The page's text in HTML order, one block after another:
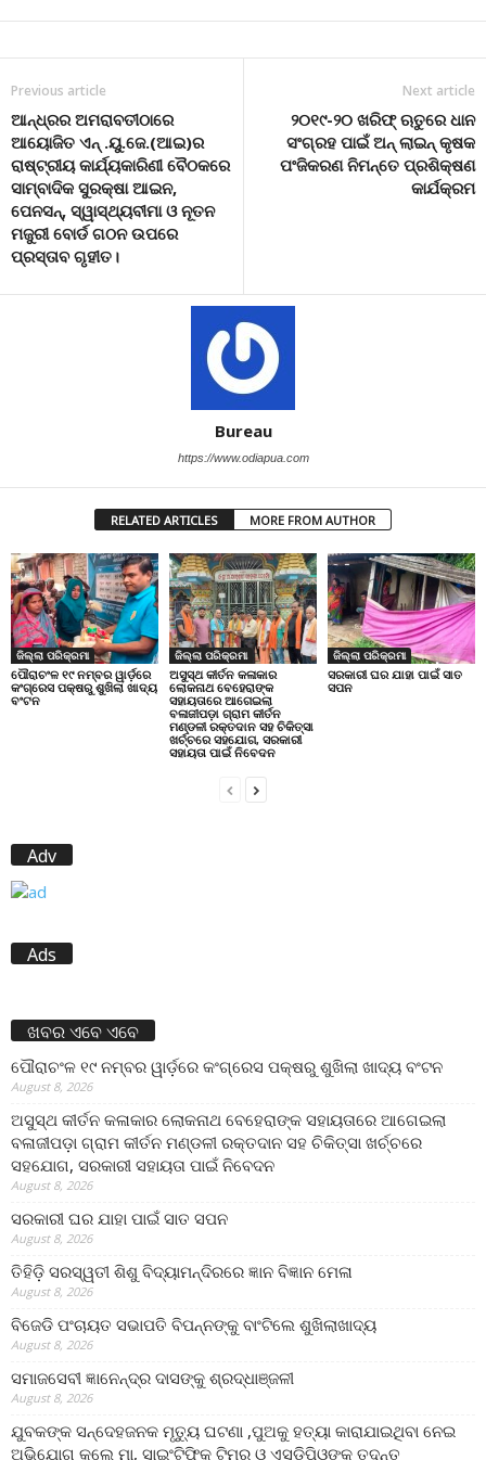
Previous article
ଆନ୍ଧ୍ରର ଅମରାବତୀଠାରେ
ଆୟୋଜିତ ଏନ୍ .ୟୁ.ଜେ.(ଆଇ)ର
ରାଷ୍ଟ୍ରୀୟ କାର୍ଯ୍ୟକାରିଣୀ ବୈଠକରେ
ସାମ୍ବାଦିକ ସୁରକ୍ଷା ଆଇନ,
ପେନସନ୍, ସ୍ୱାସ୍ଥ୍ୟବୀମା ଓ ନୂତନ
ମଜୁରୀ ବୋର୍ଡ ଗଠନ ଉପରେ
ପ୍ରସ୍ତାବ ଗୃହୀତ।
Next article
୨୦୧୯-୨୦ ଖରିଫ୍ ଋତୁରେ ଧାନ
ସଂଗ୍ରହ ପାଇଁ ଅନ୍ ଲାଇନ୍ କୃଷକ
ପଂଜିକରଣ ନିମନ୍ତେ ପ୍ରଶିକ୍ଷଣ
କାର୍ଯକ୍ରମ
Bureau
https://www.odiapua.com
RELATED ARTICLES MORE FROM AUTHOR
ଜିଲ୍ଲା ପରିକ୍ରମା
ପୌରାଚଂଳ ୧୯ ନମ୍ବର ୱାର୍ଡ଼ରେ
କଂଗ୍ରେସ ପକ୍ଷରୁ ଶୁଖିଲା ଖାଦ୍ୟ
ବଂଟନ
ଜିଲ୍ଲା ପରିକ୍ରମା
ଅସୁସ୍ଥ କୀର୍ତନ କଳାକାର
ଲୋକନାଥ ବେହେରାଙ୍କ
ସହାୟତାରେ ଆଗେଇଲା
ବଳାଜୀପଡ଼ା ଗ୍ରାମ କୀର୍ତନ
ମଣ୍ଡଳୀ ରକ୍ତଦାନ ସହ ଚିକିତ୍ସା
ଖର୍ଚ୍ଚରେ ସହଯୋଗ, ସରକାରୀ
ସହାୟତା ପାଇଁ ନିବେଦନ
ଜିଲ୍ଲା ପରିକ୍ରମା
ସରକାରୀ ଘର ଯାହା ପାଇଁ ସାତ
ସପନ
Adv
Ads
ଖବର ଏବେ ଏବେ
ପୌରାଚଂଳ ୧୯ ନମ୍ବର ୱାର୍ଡ଼ରେ କଂଗ୍ରେସ ପକ୍ଷରୁ ଶୁଖିଲା ଖାଦ୍ୟ ବଂଟନ
August 8, 2026
ଅସୁସ୍ଥ କୀର୍ତନ କଳାକାର ଲୋକନାଥ ବେହେରାଙ୍କ ସହାୟତାରେ ଆଗେଇଲା
ବଳାଜୀପଡ଼ା ଗ୍ରାମ କୀର୍ତନ ମଣ୍ଡଳୀ ରକ୍ତଦାନ ସହ ଚିକିତ୍ସା ଖର୍ଚ୍ଚରେ
ସହଯୋଗ, ସରକାରୀ ସହାୟତା ପାଇଁ ନିବେଦନ
August 8, 2026
ସରକାରୀ ଘର ଯାହା ପାଇଁ ସାତ ସପନ
August 8, 2026
ତିହିଡି଼ ସରସ୍ୱତୀ ଶିଶୁ ବିଦ୍ୟାମନ୍ଦିରରେ ଜ୍ଞାନ ବିଜ୍ଞାନ ମେଳା
August 8, 2026
ବିଜେଡି ପଂଚାୟତ ସଭାପତି ବିପନ୍ନଙ୍କୁ ବାଂଟିଲେ ଶୁଖିଲାଖାଦ୍ୟ
August 8, 2026
ସମାଜସେବୀ ଜ୍ଞାନେନ୍ଦ୍ର ଦାସଙ୍କୁ ଶ୍ରଦ୍ଧାଞ୍ଜଳୀ
August 8, 2026
ଯୁବକଙ୍କ ସନ୍ଦେହଜନକ ମୃତ୍ୟୁ ଘଟଣା ,ପୁଅକୁ ହତ୍ୟା କାରାଯାଇଥିବା ନେଇ
ଅଭିଯୋଗ କଲେ ମା, ସାଇଂଟିଫିକ ଟିମର ଓ ଏସଡ଼ିପିଓଙ୍କ ତଦନ୍ତ